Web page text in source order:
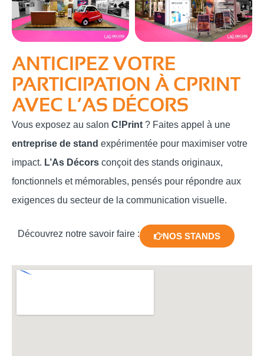
ANTICIPEZ VOTRE
PARTICIPATION À CPRINT
AVEC L’AS DÉCORS
Vous exposez au salon C!Print ? Faites appel à une
entreprise de stand expérimentée pour maximiser votre
impact. L’As Décors conçoit des stands originaux,
fonctionnels et mémorables, pensés pour répondre aux
exigences du secteur de la communication visuelle.
Découvrez notre savoir faire : NOS STANDS